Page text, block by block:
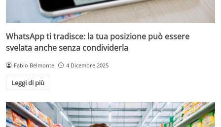
WhatsApp ti tradisce: la tua posizione può essere
svelata anche senza condividerla
Fabio Belmonte 4 Dicembre 2025
Leggi di più